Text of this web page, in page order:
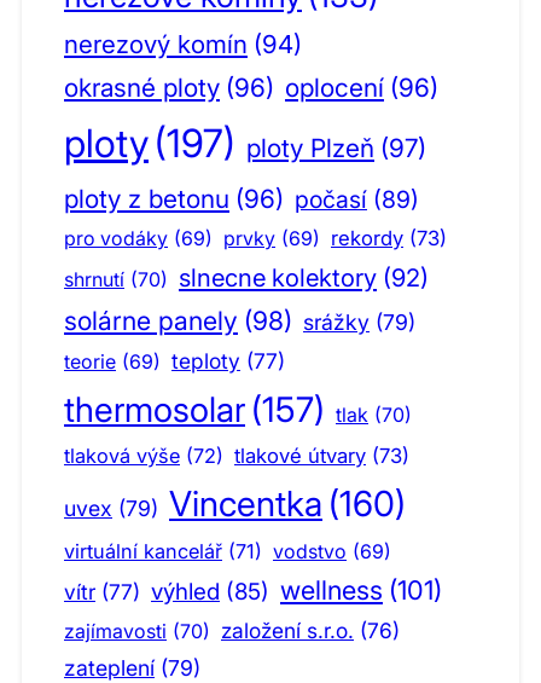
nerezový komín (94)
okrasné ploty (96) oplocení (96)
ploty(197) ploty Plzeň (97)
ploty z betonu (96) počasí (89)
pro vodáky (69) prvky (69) rekordy (73)
shrnutí (70) slnecne kolektory (92)
solárne panely (98) srážky (79)
teorie (69) teploty (77)
thermosolar (157) tlak (70)
tlaková výše (72) tlakové útvary (73)
uvex (79) Vincentka (160)
virtuální kancelář (71) vodstvo (69)
vítr (77) výhled (85) wellness (101)
zajímavosti (70) založení s.r.o. (76)
zateplení (79)